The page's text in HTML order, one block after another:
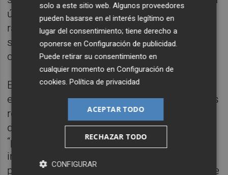
única persona en un puesto ubicado en el
rastro de València, así como que todas ellas
se encontraban firmadas en ese momento
como “Saura”, “Miró” y “Basquiat”.
El titular de Emergencias e Interior ha
explicado que, según los expertos, “las obras
reproducen el estilo pictórico característico
de los citados autores, constituyendo un
“pastiche” elaborado a partir de elementos
imitados de otras creaciones originales, y
presentan firmas imitadas con la finalidad de
solo a este sitio web. Algunos proveedores
pueden basarse en el interés legítimo en
lugar del consentimiento; tiene derecho a
oponerse enConfiguración de publicidad
Puede retirar su consentimiento en
cualquier momento enConfiguración de
cookies .Política de privacidad
ACEPTAR TODO
RECHAZAR TODO
CONFIGURAR